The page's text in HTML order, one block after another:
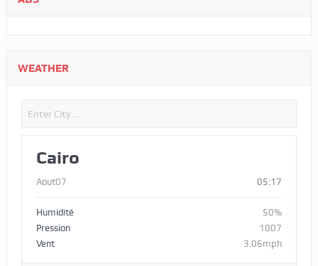
WEATHER
Cairo
Aout07 05:17
Humidité
50%
Pression
1007
Vent
3.06mph